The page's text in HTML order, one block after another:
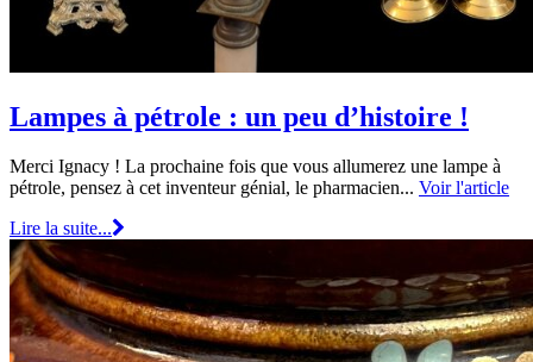
Lampes à pétrole : un peu d’histoire !
Merci Ignacy ! La prochaine fois que vous allumerez une lampe à
pétrole, pensez à cet inventeur génial, le pharmacien... Voir l'article
Lire la suite...